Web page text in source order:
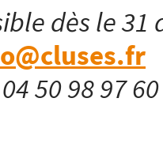
dès le 31
50 98 97